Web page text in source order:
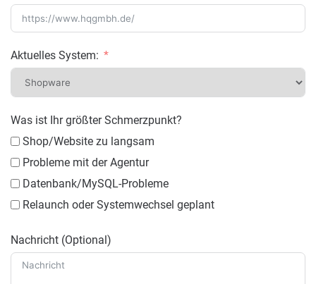
Aktuelles System:
Was ist Ihr größter Schmerzpunkt?
Shop/Website zu langsam
Probleme mit der Agentur
Datenbank/MySQL-Probleme
Relaunch oder Systemwechsel geplant
Nachricht (Optional)